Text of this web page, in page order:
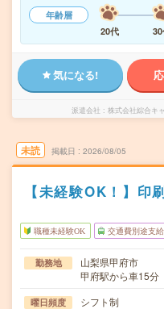
年齢層
20代
気になる!
派遣会社 株式会社綜合キ
未読 掲載日 2026/08/05
【未経験OK！】印
職種未経験OK 交通費別途支給
勤務地
山梨県甲府市
甲府駅から車15分
曜日頻度 シフト制